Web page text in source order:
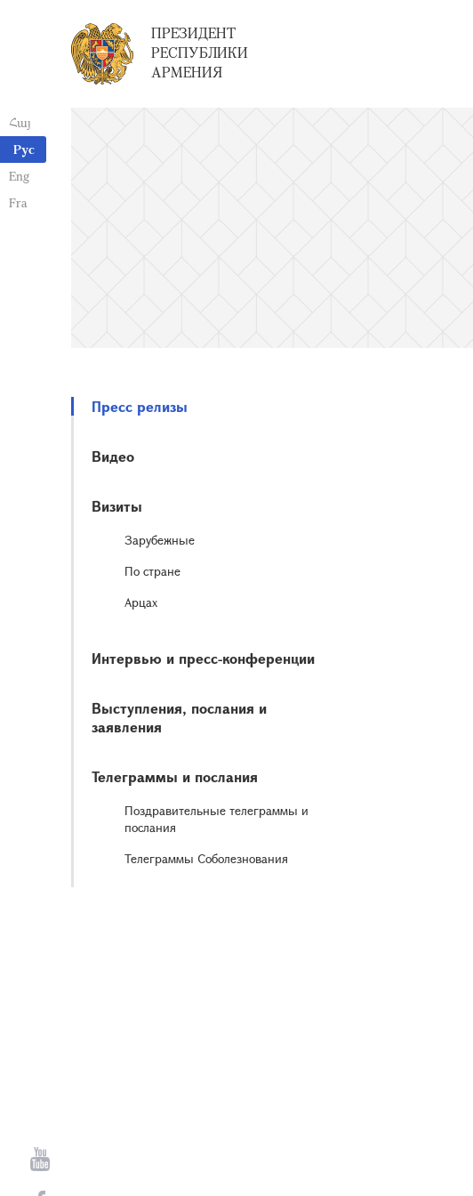
Հայ
Рус
Eng
Fra
ПРЕЗИДЕНТ
РЕСПУБЛИКИ
АРМЕНИЯ
Пресс релизы
Видео
Визиты
Зарубежные
По стране
Арцах
Интервью и пресс-конференции
Выступления, послания и
заявления
Телеграммы и послания
Поздравительные телеграммы и
послания
Телеграммы Соболезнования